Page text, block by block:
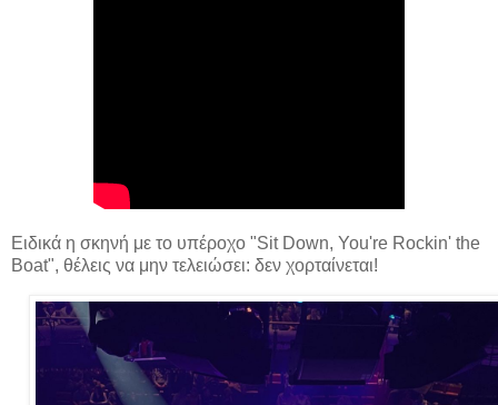
Ειδικά η σκηνή με το υπέροχο "Sit Down, You're Rockin' the
Boat", θέλεις να μην τελειώσει: δεν χορταίνεται!